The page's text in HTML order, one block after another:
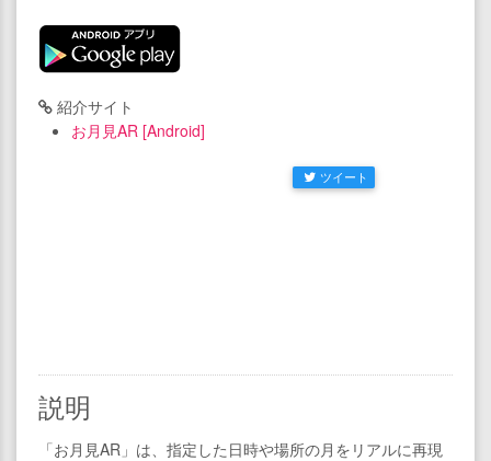
紹介サイト
お月見AR [Android]
ツイート
説明
「お月見AR」は、指定した日時や場所の月をリアルに再現